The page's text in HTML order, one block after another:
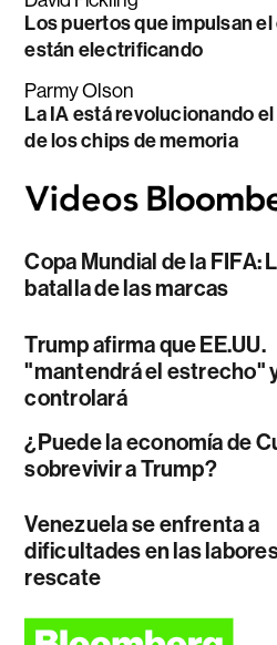
Los puertos que impulsan
están electrificando
Parmy Olson
La IA está revolucionando
de los chips de memoria
Copa Mundial de la FIFA:
batalla de las marcas
Trump afirma que EE.UU.
"mantendrá el estrecho"
controlará
¿Puede la economía de
sobrevivir a Trump?
Venezuela se enfrenta a
dificultades en las
rescate